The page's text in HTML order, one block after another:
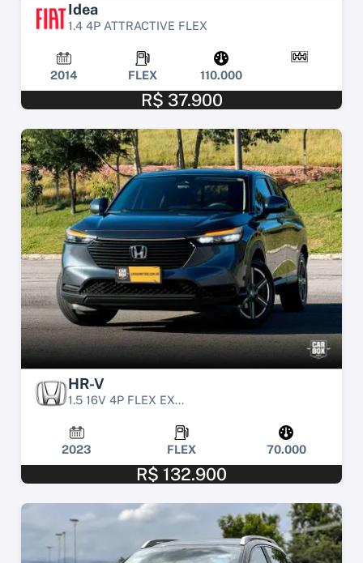
Idea
1.4 4P ATTRACTIVE FLEX
2014 FLEX 110.000
R$ 37.900
HR-V
1.5 16V 4P FLEX EX...
2023 FLEX 70.000
R$ 132.900